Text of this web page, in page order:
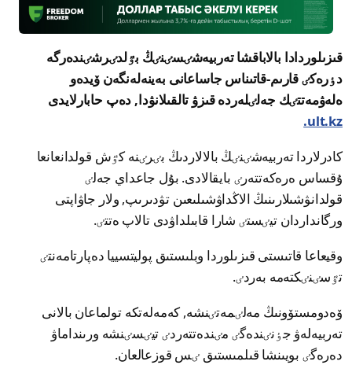
قىزىلوردادا بالاباقشا تەربيەشٸسٸنٸڭ بٷلدٸرشٸندەرگە
دٶرەكٸ قارىم-قاتىناس جاساعانى بەينەلەنگەن ۆيدەو
ەلەۋمەتتٸك جەلٸلەردە قىزۋ تالقىلانۋدا, دەپ حابارلايدى
ult.kz.
كادرلاردا تەربيەشٸنٸڭ بالالاردىڭ بٸرٸنە كٷش قولدانعانعا
ۇقساس ەرەكەتتەرٸ بايقالادى. بۇل جاعداي جەلٸ
قولدانۋشىلارىنىڭ الاڭداۋشىلىعىن تۋدىرىپ, ولار جاۋاپتى
ورگانداردان تيٸستٸ شارا قابىلداۋدى تالاپ ەتتٸ.
وقيعاعا قاتىستى قىزىلوردا وبلىستىق پوليتسييا دەپارتامەنتٸ
تٷسٸنٸكتەمە بەردٸ.
ۆەدومستۆونىڭ مەلٸمەتٸنشە, كەمەلەتكە تولماعان بالانى
تەربيەلەۋ جٶنٸندەگٸ مٸندەتتەردٸ تيٸسٸنشە ورىنداماۋ
دەرەگٸ بويىنشا قىلمىستىق ٸس قوزعالعان.